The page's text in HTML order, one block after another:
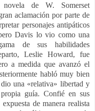
novela de W. Somerset
aclamación por parte de
personajes antipáticos
Davis lo vio como una
de sus habilidades
Leslie Howard, fue
a medida que avanzó el
habló muy bien
una «relativa» libertad y
guía. Confié en sus
de manera realista